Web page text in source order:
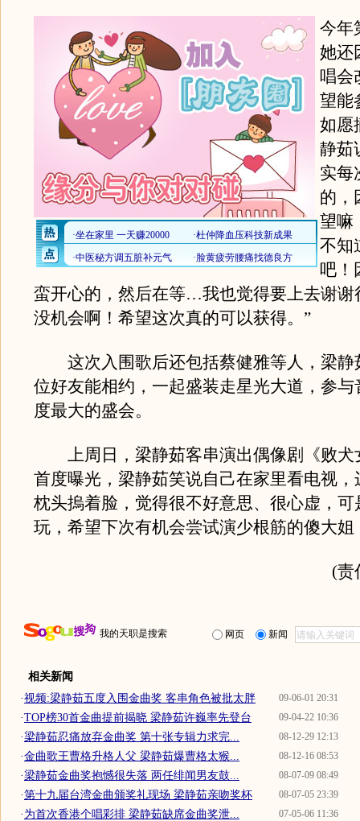
今年
她还
唱会
望能
如愿
静茹
实每
的，
望嘛
不知
吧！
蛮开心的，然后在等…我也觉得要上去谢谢
没机会啊！希望这次真的可以获得。”
这次入围歌后还包括蔡健雅等人，梁静
位好友能相约，一起盛装走星光大道，参与
度最大的盛会。
上周日，梁静茹客串演出偶像剧《败犬
首度曝光，梁静茹笑说自己在家里看电视，
枕头摀着脸，觉得很不好意思、很心虚，可
玩，希望下次有机会尝试演少根筋的傻大姐
(责
我的天职是搜索 网页 新闻
相关新闻
09-06-01 20:31
·视频:梁静茹五度入围金曲奖 客串角色被批太胖
09-04-22 10:36
·TOP榜30首金曲提前揭晓 梁静茹许巍率先登台
08-12-29 12:13
·梁静茹忍痛放弃金曲奖 第十张专辑力求完...
08-12-16 08:53
·金曲歌王曹格升格人父 梁静茹爆曹格太猴...
08-07-09 08:49
·梁静茹金曲奖抱憾很失落 两任绯闻男友鼓...
08-07-05 23:39
·第十九届台湾金曲颁奖礼现场 梁静茹亲吻奖杯
07-05-06 11:36
·为首次香港个唱彩排 梁静茹缺席金曲奖泄...